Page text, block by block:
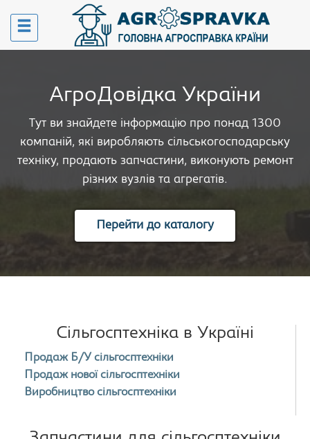
АгроДовідка України
Тут ви знайдете інформацію про понад 1300
компаній, які виробляють сільськогосподарську
техніку, продають запчастини, виконують ремонт
різних вузлів та агрегатів.
Перейти до каталогу
Сільгосптехніка в Україні
Продаж Б/У сільгосптехніки
Продаж нової сільгосптехніки
Виробництво сільгосптехніки